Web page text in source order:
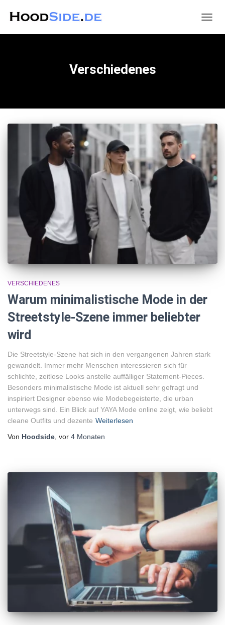
Verschiedenes
VERSCHIEDENES
Warum minimalistische Mode in der
Streetstyle-Szene immer beliebter
wird
Die Streetstyle-Szene hat sich in den vergangenen Jahren stark
gewandelt. Immer mehr Menschen interessieren sich für
schlichte, zeitlose Looks anstelle auffälliger Statement-Pieces.
Besonders minimalistische Mode ist aktuell sehr gefragt und
inspiriert Designer ebenso wie Modebegeisterte, die urban
unterwegs sind. Ein Blick auf YAYA Mode online zeigt, wie beliebt
cleane Outfits und dezente Weiterlesen
Von Hoodside , vor 4 Monaten